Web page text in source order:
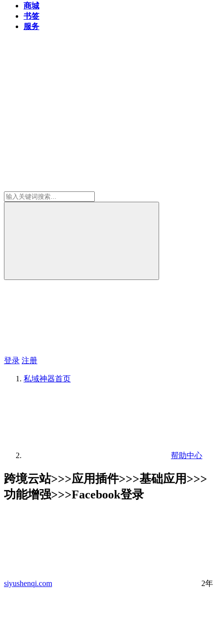
商城
书签
服务
登录 注册
私域神器首页
帮助中心
跨境云站>>>应用插件>>>基础应用>>>
功能增强>>>Facebook登录
siyushenqi.com 2年